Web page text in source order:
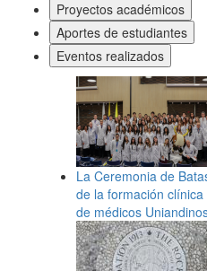
Proyectos académicos
Aportes de estudiantes
Eventos realizados
La Ceremonia de
de la formación
de médicos